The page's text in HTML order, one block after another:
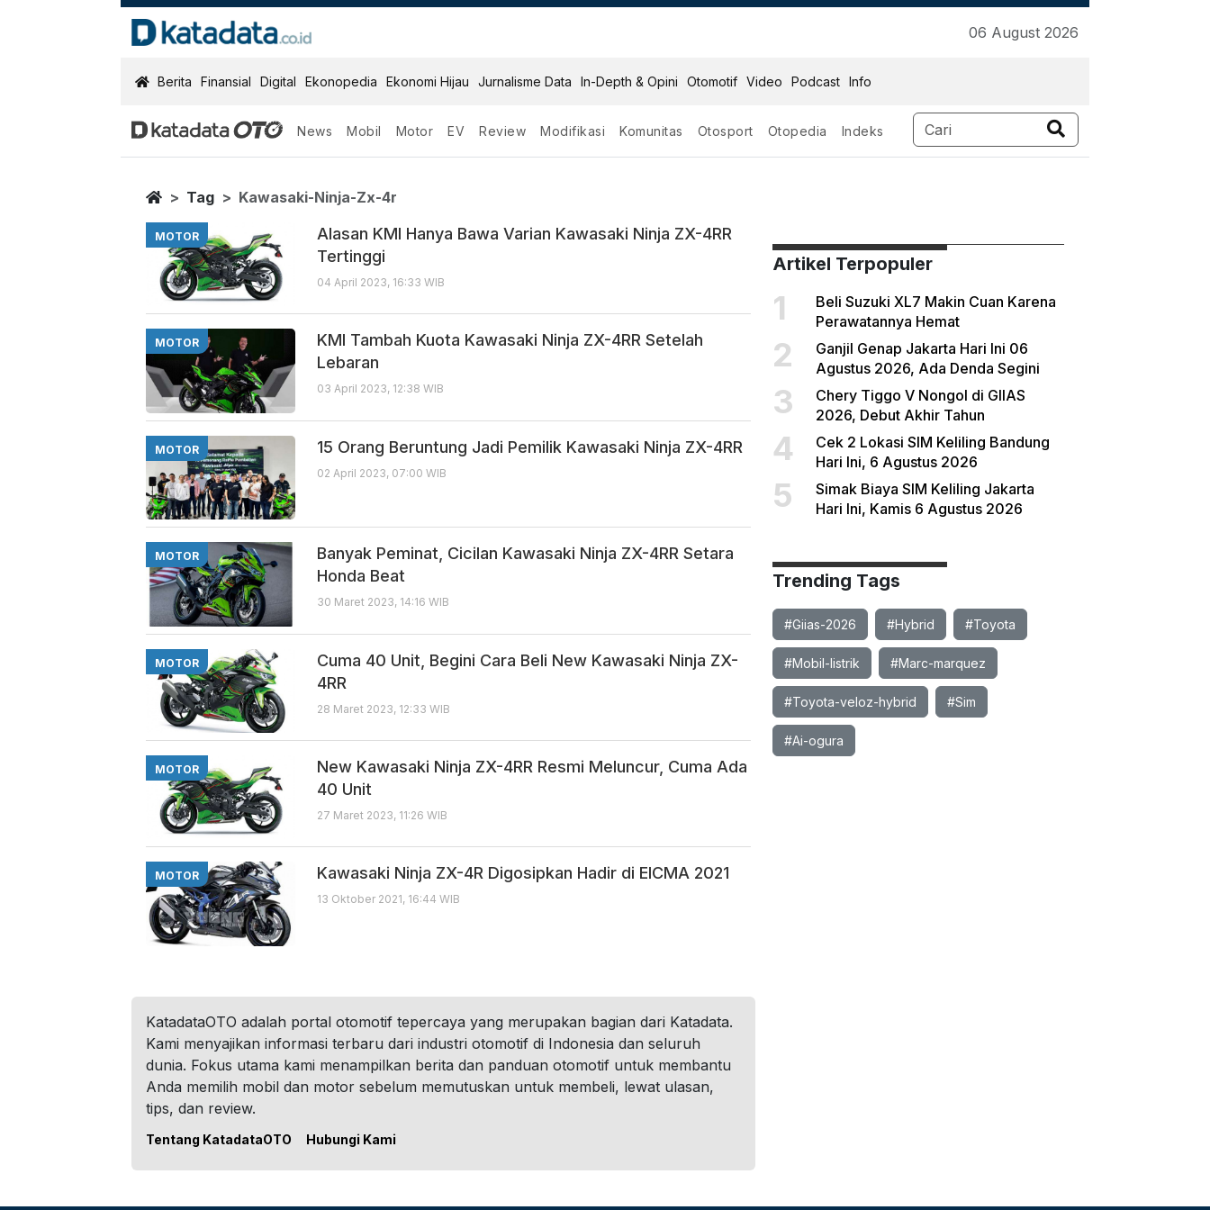
06 August 2026
KatadataOTO
Berita Finansial Digital Ekonopedia Ekonomi Hijau Jurnalisme Data In-Depth & Opini Otomotif Video Podcast Info
News Mobil Motor EV Review Modifikasi Komunitas Otosport Otopedia Indeks
Kawasaki Ninja Zx 4r
Berita Terbaru
Home
Tag Kawasaki-Ninja-Zx-4r
MOTOR
Alasan KMI Hanya Bawa Varian Kawasaki Ninja ZX-4RR
Tertinggi
04 April 2023, 16:33 WIB
MOTOR
KMI Tambah Kuota Kawasaki Ninja ZX-4RR Setelah
Lebaran
03 April 2023, 12:38 WIB
MOTOR 15 Orang Beruntung Jadi Pemilik Kawasaki Ninja ZX-4RR
02 April 2023, 07:00 WIB
MOTOR
Banyak Peminat, Cicilan Kawasaki Ninja ZX-4RR Setara
Honda Beat
30 Maret 2023, 14:16 WIB
MOTOR
Cuma 40 Unit, Begini Cara Beli New Kawasaki Ninja ZX-
4RR
28 Maret 2023, 12:33 WIB
MOTOR
New Kawasaki Ninja ZX-4RR Resmi Meluncur, Cuma Ada
40 Unit
27 Maret 2023, 11:26 WIB
MOTOR Kawasaki Ninja ZX-4R Digosipkan Hadir di EICMA 2021
13 Oktober 2021, 16:44 WIB
Artikel Terpopuler
1
Beli Suzuki XL7 Makin Cuan Karena
Perawatannya Hemat
2
Ganjil Genap Jakarta Hari Ini 06
Agustus 2026, Ada Denda Segini
3
Chery Tiggo V Nongol di GIIAS
2026, Debut Akhir Tahun
4
Cek 2 Lokasi SIM Keliling Bandung
Hari Ini, 6 Agustus 2026
5
Simak Biaya SIM Keliling Jakarta
Hari Ini, Kamis 6 Agustus 2026
Trending Tags
#Giias-2026 #Hybrid #Toyota
#Mobil-listrik #Marc-marquez
#Toyota-veloz-hybrid #Sim
#Ai-ogura
KatadataOTO adalah portal otomotif tepercaya yang merupakan bagian dari Katadata.
Kami menyajikan informasi terbaru dari industri otomotif di Indonesia dan seluruh
dunia. Fokus utama kami menampilkan berita dan panduan otomotif untuk membantu
Anda memilih mobil dan motor sebelum memutuskan untuk membeli, lewat ulasan,
tips, dan review.
Tentang KatadataOTO Hubungi Kami